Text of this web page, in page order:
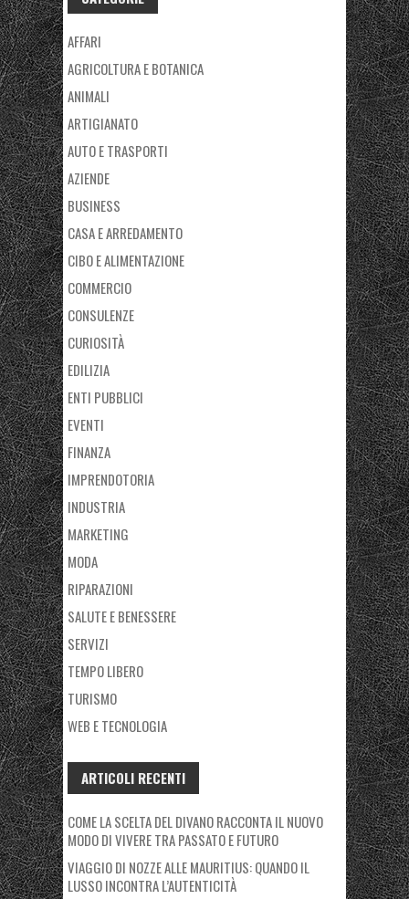
AFFARI
AGRICOLTURA E BOTANICA
ANIMALI
ARTIGIANATO
AUTO E TRASPORTI
AZIENDE
BUSINESS
CASA E ARREDAMENTO
CIBO E ALIMENTAZIONE
COMMERCIO
CONSULENZE
CURIOSITÀ
EDILIZIA
ENTI PUBBLICI
EVENTI
FINANZA
IMPRENDOTORIA
INDUSTRIA
MARKETING
MODA
RIPARAZIONI
SALUTE E BENESSERE
SERVIZI
TEMPO LIBERO
TURISMO
WEB E TECNOLOGIA
ARTICOLI RECENTI
COME LA SCELTA DEL DIVANO RACCONTA IL NUOVO
MODO DI VIVERE TRA PASSATO E FUTURO
VIAGGIO DI NOZZE ALLE MAURITIUS: QUANDO IL
LUSSO INCONTRA L’AUTENTICITÀ